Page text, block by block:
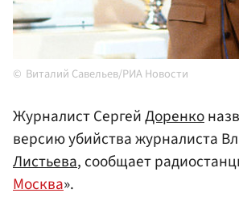
Виталий Савельев/РИА Новости
Журналист СергейДоренко
версию убийства журналиста
Листьева, сообщает
Москва».